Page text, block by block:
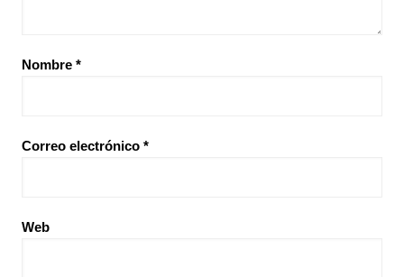
Nombre *
Correo electrónico *
Web